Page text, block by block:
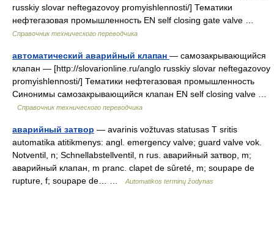
russkiy slovar neftegazovoy promyishlennosti/] Тематики
нефтегазовая промышленность EN self closing gate valve …
Справочник технического переводчика
автоматический аварийный клапан — самозакрывающийся
клапан — [http://slovarionline.ru/anglo russkiy slovar neftegazovoy
promyishlennosti/] Тематики нефтегазовая промышленность
Синонимы самозакрывающийся клапан EN self closing valve …
Справочник технического переводчика
аварийный затвор — avarinis vožtuvas statusas T sritis
automatika atitikmenys: angl. emergency valve; guard valve vok.
Notventil, n; Schnellabstellventil, n rus. аварийный затвор, m;
аварийный клапан, m pranc. clapet de sûreté, m; soupape de
rupture, f; soupape de… …
Automatikos terminų žodynas